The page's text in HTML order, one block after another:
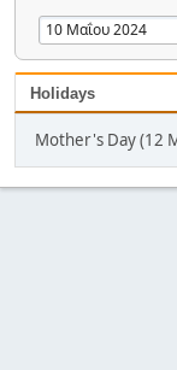
Holidays
Mother's Day (12